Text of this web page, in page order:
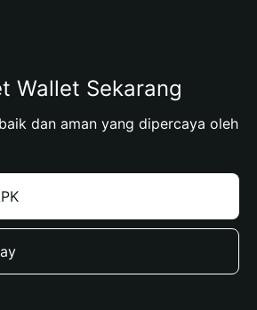
Wallet Sekarang
dan aman yang dipercaya oleh